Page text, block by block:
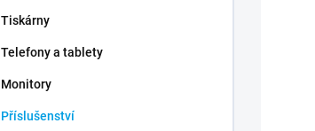
Tiskárny
Telefony a tablety
Monitory
Příslušenství